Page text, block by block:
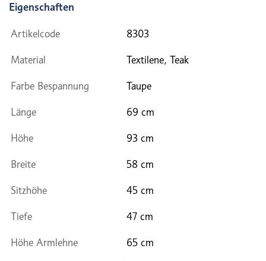
Eigenschaften
Artikelcode 8303
Material Textilene, Teak
Farbe Bespannung Taupe
Länge 69 cm
Höhe 93 cm
Breite 58 cm
Sitzhöhe 45 cm
Tiefe 47 cm
Höhe Armlehne 65 cm